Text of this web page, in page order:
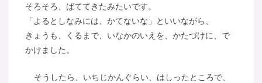
そろそろ、ばててきたみたいです。
「よるとしなみには、かてないな」といいながら、
きょうも、くるまで、いなかのいえを、かたづけに、で
かけました。
そうしたら、いちじかんぐらい、はしったところで、